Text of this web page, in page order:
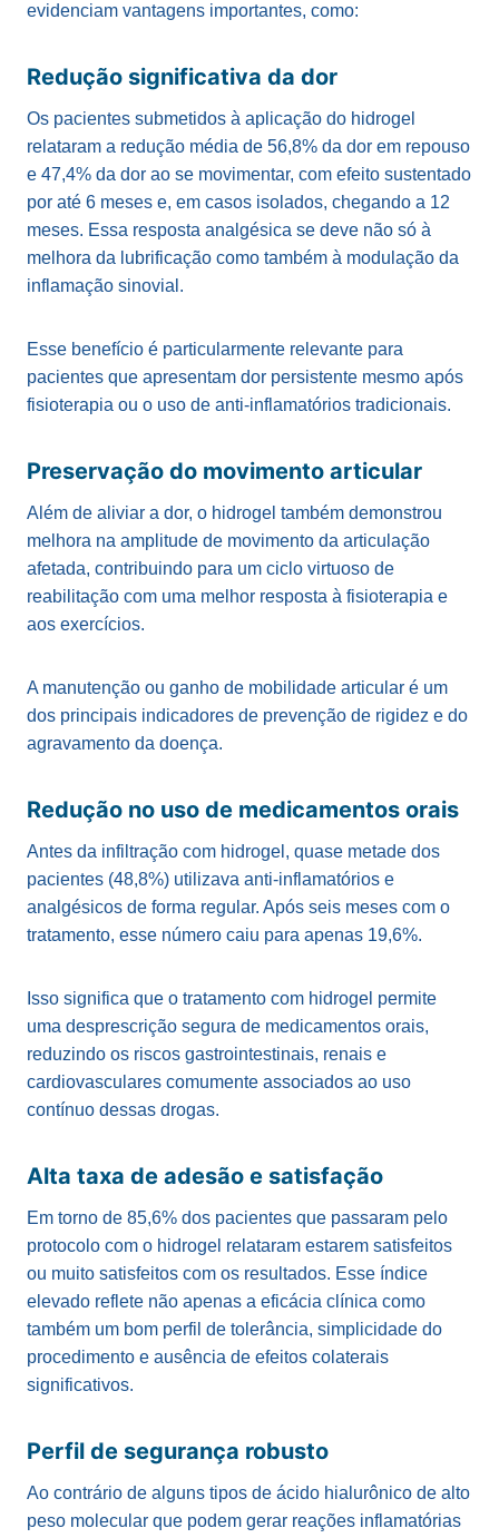
evidenciam vantagens importantes, como:
Redução significativa da dor
Os pacientes submetidos à aplicação do hidrogel
relataram a redução média de 56,8% da dor em repouso
e 47,4% da dor ao se movimentar, com efeito sustentado
por até 6 meses e, em casos isolados, chegando a 12
meses. Essa resposta analgésica se deve não só à
melhora da lubrificação como também à modulação da
inflamação sinovial.
Esse benefício é particularmente relevante para
pacientes que apresentam dor persistente mesmo após
fisioterapia ou o uso de anti-inflamatórios tradicionais.
Preservação do movimento articular
Além de aliviar a dor, o hidrogel também demonstrou
melhora na amplitude de movimento da articulação
afetada, contribuindo para um ciclo virtuoso de
reabilitação com uma melhor resposta à fisioterapia e
aos exercícios.
A manutenção ou ganho de mobilidade articular é um
dos principais indicadores de prevenção de rigidez e do
agravamento da doença.
Redução no uso de medicamentos orais
Antes da infiltração com hidrogel, quase metade dos
pacientes (48,8%) utilizava anti-inflamatórios e
analgésicos de forma regular. Após seis meses com o
tratamento, esse número caiu para apenas 19,6%.
Isso significa que o tratamento com hidrogel permite
uma desprescrição segura de medicamentos orais,
reduzindo os riscos gastrointestinais, renais e
cardiovasculares comumente associados ao uso
contínuo dessas drogas.
Alta taxa de adesão e satisfação
Em torno de 85,6% dos pacientes que passaram pelo
protocolo com o hidrogel relataram estarem satisfeitos
ou muito satisfeitos com os resultados. Esse índice
elevado reflete não apenas a eficácia clínica como
também um bom perfil de tolerância, simplicidade do
procedimento e ausência de efeitos colaterais
significativos.
Perfil de segurança robusto
Ao contrário de alguns tipos de ácido hialurônico de alto
peso molecular que podem gerar reações inflamatórias